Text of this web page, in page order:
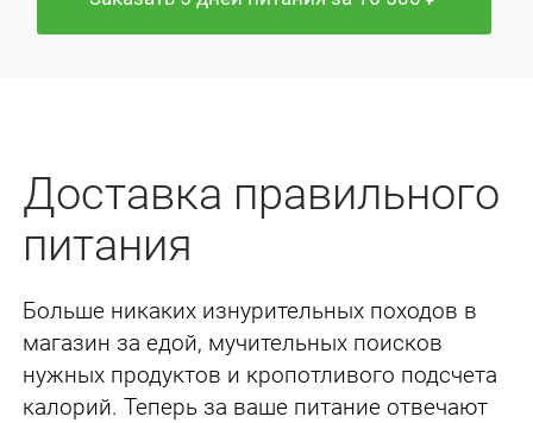
Доставка правильного
питания
Больше никаких изнурительных походов в
магазин за едой, мучительных поисков
нужных продуктов и кропотливого подсчета
калорий. Теперь за ваше питание отвечают